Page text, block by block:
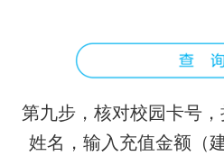
第九步，核对校园卡号，
姓名，输入充值金额（